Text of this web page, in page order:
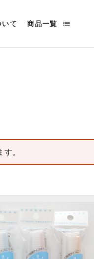
いて 商品一覧 list
。